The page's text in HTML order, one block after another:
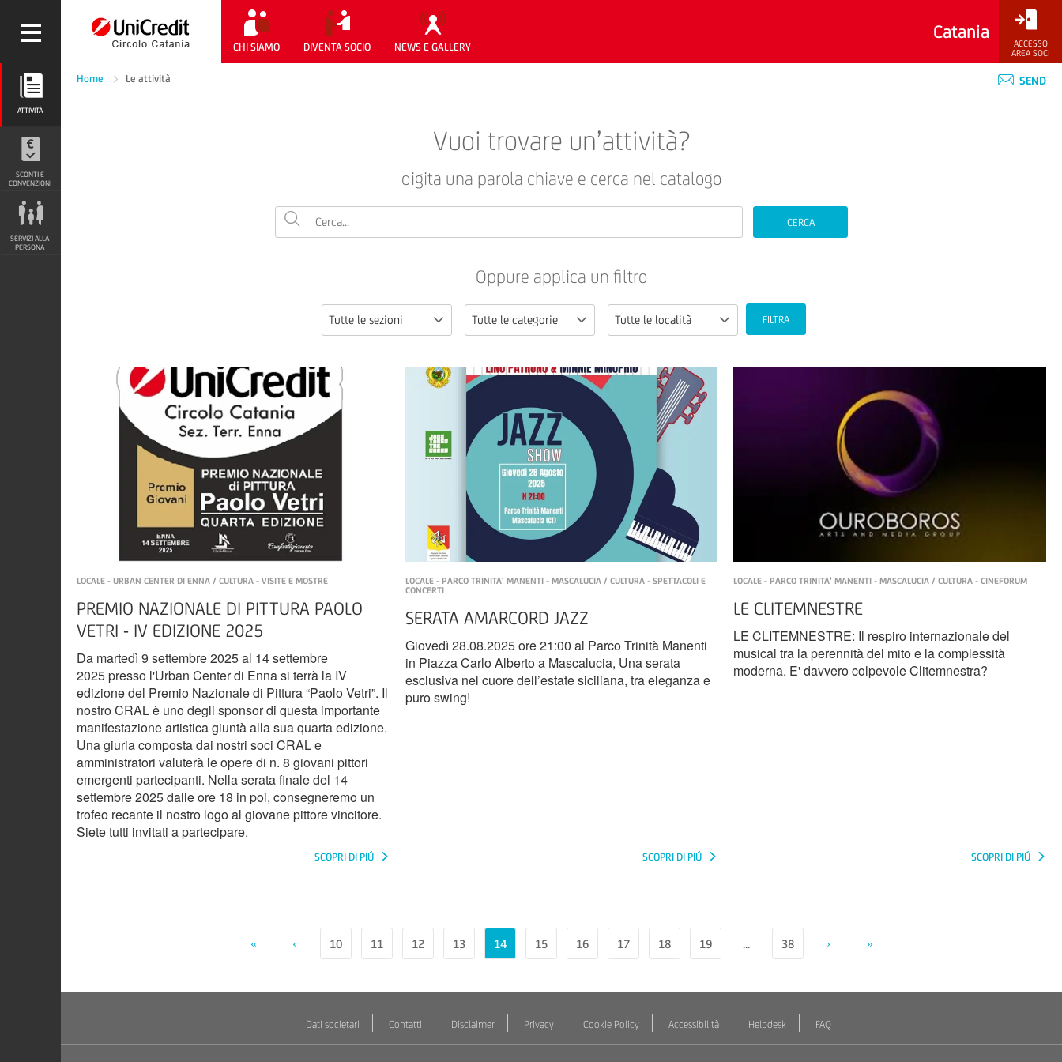
CHI SIAMO DIVENTA SOCIO NEWS E GALLERY
Catania
ACCESSO
AREA SOCI
ATTIVITÀ
SCONTI E
CONVENZIONI
SERVIZI ALLA
PERSONA
Home Le attività SEND
Vuoi trovare un’attività?
digita una parola chiave e cerca nel catalogo
CERCA
Oppure applica un filtro
Tutte le sezioni Tutte le categorie Tutte le località FILTRA
LOCALE - URBAN CENTER DI ENNA / CULTURA - VISITE E MOSTRE
PREMIO NAZIONALE DI PITTURA PAOLO
VETRI - IV EDIZIONE 2025
Da martedì 9 settembre 2025 al 14 settembre
2025 presso l'Urban Center di Enna si terrà la IV
edizione del Premio Nazionale di Pittura “Paolo Vetri”. Il
nostro CRAL è uno degli sponsor di questa importante
manifestazione artistica giuntà alla sua quarta edizione.
Una giuria composta dai nostri soci CRAL e
amministratori valuterà le opere di n. 8 giovani pittori
emergenti partecipanti. Nella serata finale del 14
settembre 2025 dalle ore 18 in poi, consegneremo un
trofeo recante il nostro logo al giovane pittore vincitore.
Siete tutti invitati a partecipare.
SCOPRI DI PIÚ
LOCALE - PARCO TRINITA' MANENTI - MASCALUCIA / CULTURA - SPETTACOLI E
CONCERTI
SERATA AMARCORD JAZZ
Giovedì 28.08.2025 ore 21:00 al Parco Trinità Manenti
in Piazza Carlo Alberto a Mascalucia, Una serata
esclusiva nel cuore dell’estate siciliana, tra eleganza e
puro swing!
SCOPRI DI PIÚ
LOCALE - PARCO TRINITA' MANENTI - MASCALUCIA / CULTURA - CINEFORUM
LE CLITEMNESTRE
LE CLITEMNESTRE: Il respiro internazionale del
musical tra la perennità del mito e la complessità
moderna. E' davvero colpevole Clitemnestra?
SCOPRI DI PIÚ
« ‹ 10 11 12 13 14 15 16 17 18 19 ... 38 › »
Dati societari Contatti Disclaimer Privacy Cookie Policy Accessibilità Helpdesk FAQ